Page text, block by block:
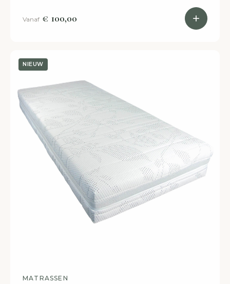
Etten-Leur.
Vanaf € 100,00
NIEUW
MATRASSEN